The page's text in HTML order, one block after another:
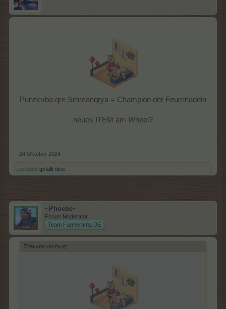
Punzcvba qre Srhreanqrya = Champion der Feuernadeln
neues ITEM am Wheel?
24 Oktober 2024
justabob gefällt dies.
~Phoebe~
Forum Moderator
Team Farmerama DE
Zitat von -suzy-q: ↑